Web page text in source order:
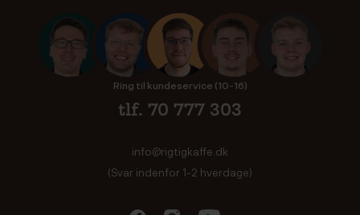
Ring til kundeservice (10-16)
tlf. 70 777 303
info@rigtigkaffe.dk
(Svar indenfor 1-2 hverdage)